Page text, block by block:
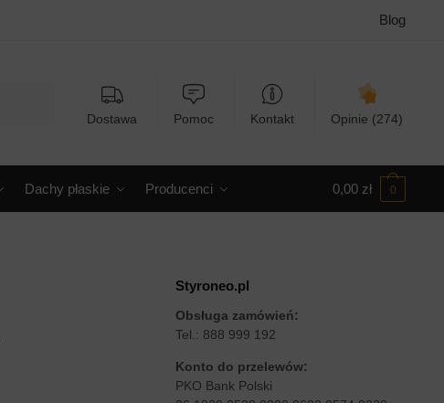
Blog
Dostawa Pomoc Kontakt Opinie (274)
Dachy płaskie Producenci 0,00 zł 0
Styroneo.pl
Obsługa zamówień:
Tel.: 888 999 192
Konto do przelewów:
PKO Bank Polski